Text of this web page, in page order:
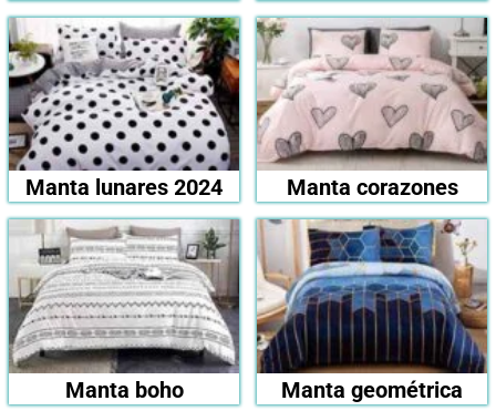
Manta lunares 2024 Manta corazones
Manta boho Manta geométrica